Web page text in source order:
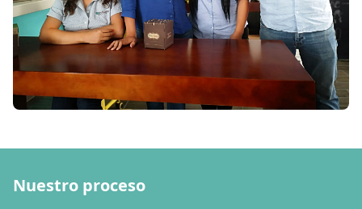
Nuestro proceso